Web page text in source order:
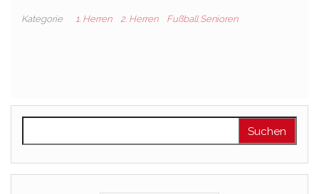
Kategorie 1. Herren 2. Herren Fußball Senioren